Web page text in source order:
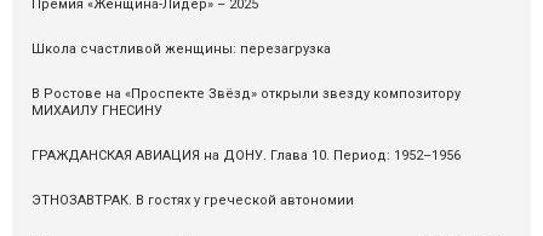
Премия «Женщина-Лидер» – 2025
Школа счастливой женщины: перезагрузка
В Ростове на «Проспекте Звёзд» открыли звезду композитору
МИХАИЛУ ГНЕСИНУ
ГРАЖДАНСКАЯ АВИАЦИЯ на ДОНУ. Глава 10. Период: 1952–1956
ЭТНОЗАВТРАК. В гостях у греческой автономии